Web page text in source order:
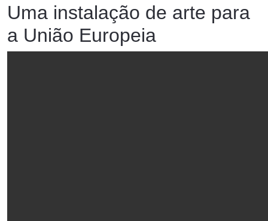
Uma instalação de arte para
a União Europeia